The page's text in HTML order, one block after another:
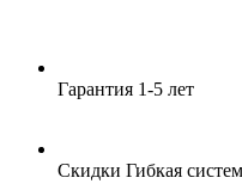
Гарантия 1-5 лет
Скидки Гибкая